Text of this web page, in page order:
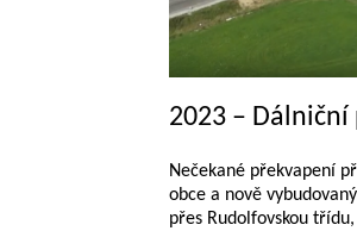
2023 – Dálniční
Nečekané překvapení
obce a nově
přes Rudolfovskou